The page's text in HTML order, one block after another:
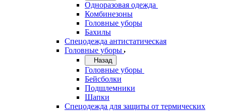
Одноразовая одежда
Комбинезоны
Головные уборы
Бахилы
Спецодежда антистатическая
Головные уборы
Назад
Головные уборы
Бейсболки
Подшлемники
Шапки
Спецодежда для защиты от термических